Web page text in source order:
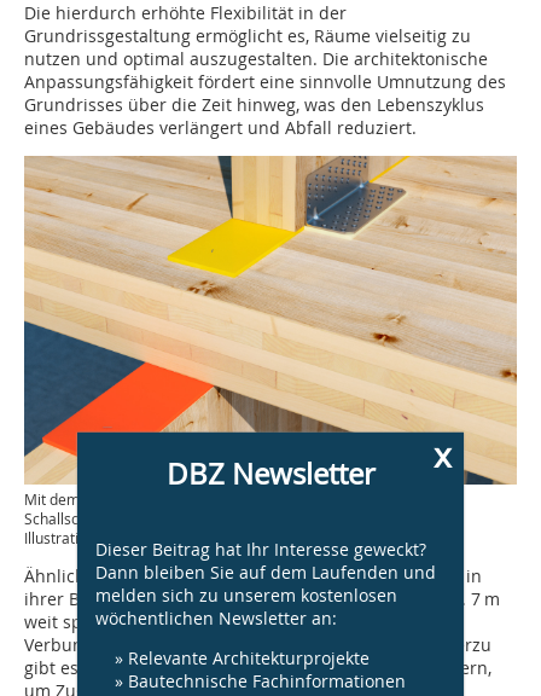
Die hierdurch erhöhte Flexibilität in der
Grundrissgestaltung ermöglicht es, Räume vielseitig zu
nutzen und optimal auszugestalten. Die architektonische
Anpassungsfähigkeit fördert eine sinnvolle Umnutzung des
Grundrisses über die Zeit hinweg, was den Lebenszyklus
eines Gebäudes verlängert und Abfall reduziert.
Mit dem zunehmenden Mehrgeschossbau im Holzbau rückt der
Schallschutz in den Fokus
Illustration: Rothoblaas
Ähnlich wie Betonfertigteile sind auch die BSP-Platten in
ihrer Breite durch Produktion und Transport begrenzt. 7 m
weit spannende Platten sind daher nur mit
Verbundlösungen auf der Baustelle zu realisieren. Hierzu
gibt es verschiedene Ansätze. Versuche mit Deckbrettern,
um Zug und Schub aufzunehmen,
x
DBZ Newsletter
Dieser Beitrag hat Ihr Interesse geweckt?
Dann bleiben Sie auf dem Laufenden und
melden sich zu unserem kostenlosen
wöchentlichen Newsletter an:
» Relevante Architekturprojekte
» Bautechnische Fachinformationen